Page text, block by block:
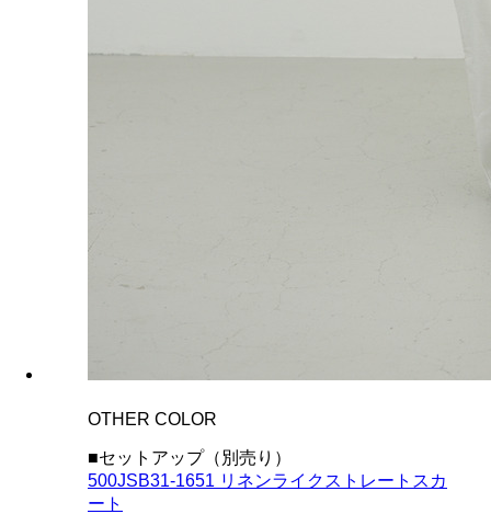
OTHER COLOR
■セットアップ（別売り）
500JSB31-1651 リネンライクストレートスカ
ート